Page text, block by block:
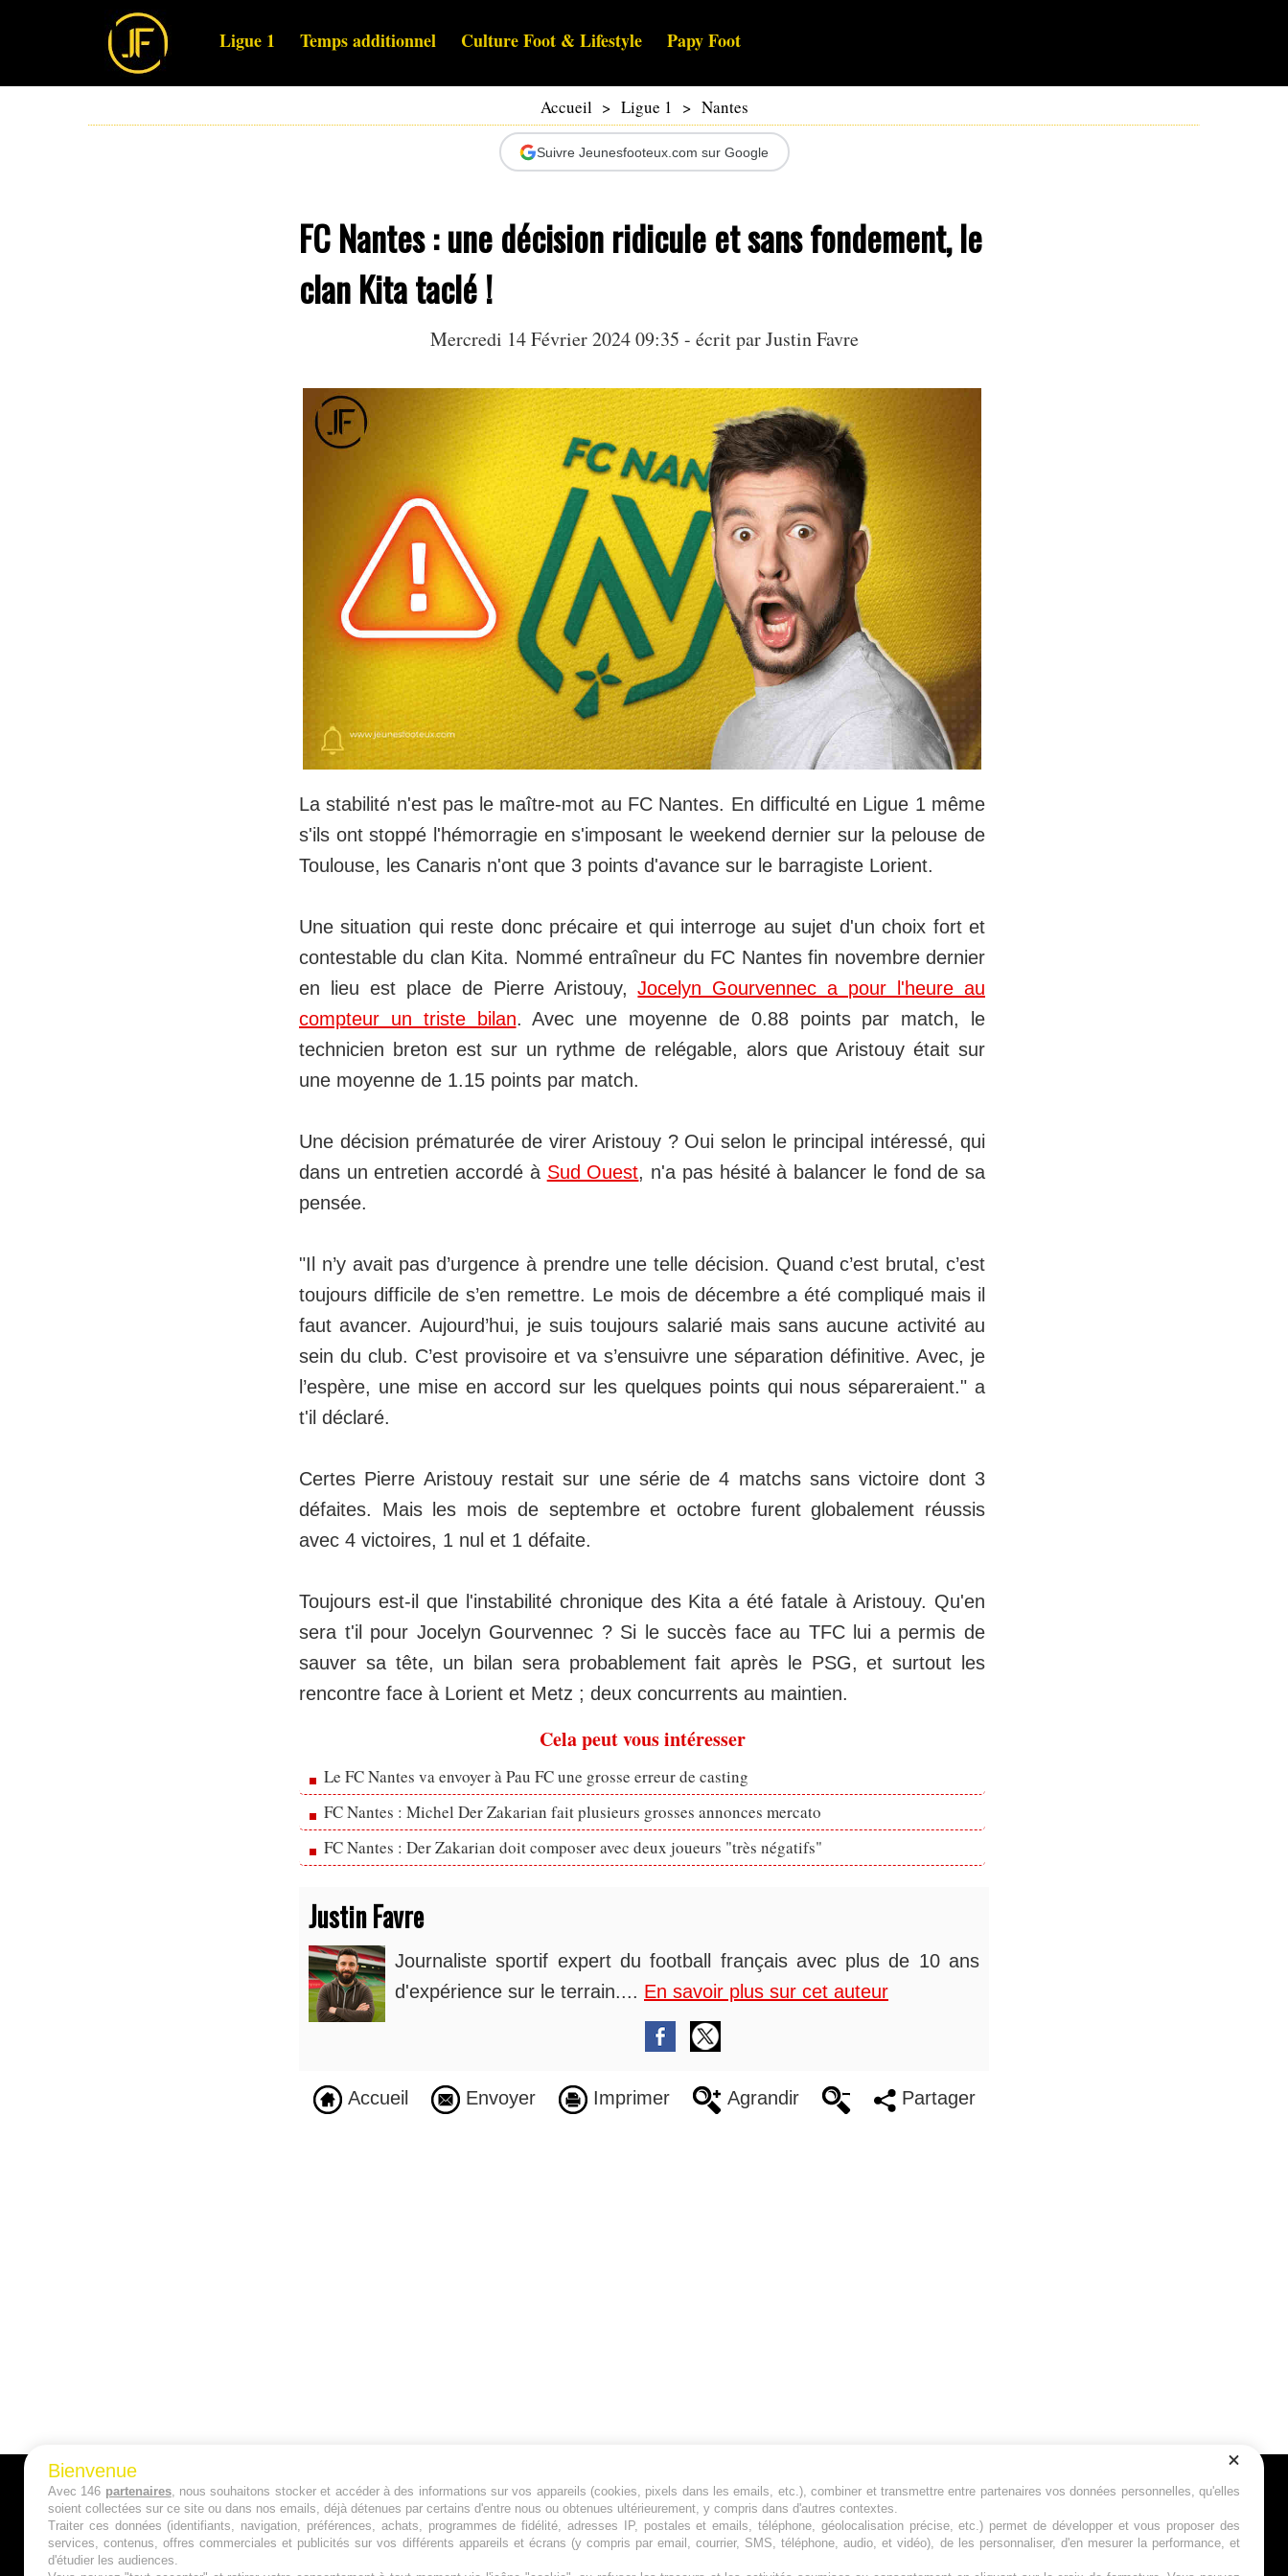
Ligue 1 Temps additionnel Culture Foot & Lifestyle Papy Foot
Accueil > Ligue 1 > Nantes
Suivre Jeunesfooteux.com sur Google
FC Nantes : une décision ridicule et sans fondement, le
clan Kita taclé !
Mercredi 14 Février 2024 09:35 - écrit parJustin Favre
La stabilité n'est pas le maître-mot au FC Nantes. En difficulté en Ligue 1 même
s'ils ont stoppé l'hémorragie en s'imposant le weekend dernier sur la pelouse de
Toulouse, les Canaris n'ont que 3 points d'avance sur le barragiste Lorient.
Une situation qui reste donc précaire et qui interroge au sujet d'un choix fort et
contestable du clan Kita. Nommé entraîneur du FC Nantes fin novembre dernier
en lieu est place de Pierre Aristouy,Jocelyn Gourvennec a pour l'heure au
compteur un triste bilan. Avec une moyenne de 0.88 points par match, le
technicien breton est sur un rythme de relégable, alors que Aristouy était sur
une moyenne de 1.15 points par match.
Une décision prématurée de virer Aristouy ? Oui selon le principal intéressé, qui
dans un entretien accordé à Sud Ouest, n'a pas hésité à balancer le fond de sa
pensée.
"Il n’y avait pas d’urgence à prendre une telle décision. Quand c’est brutal, c’est
toujours difficile de s’en remettre. Le mois de décembre a été compliqué mais il
faut avancer. Aujourd’hui, je suis toujours salarié mais sans aucune activité au
sein du club. C’est provisoire et va s’ensuivre une séparation définitive. Avec, je
l’espère, une mise en accord sur les quelques points qui nous sépareraient." a
t'il déclaré.
Certes Pierre Aristouy restait sur une série de 4 matchs sans victoire dont 3
défaites. Mais les mois de septembre et octobre furent globalement réussis
avec 4 victoires, 1 nul et 1 défaite.
Toujours est-il que l'instabilité chronique des Kita a été fatale à Aristouy. Qu'en
sera t'il pour Jocelyn Gourvennec ? Si le succès face au TFC lui a permis de
sauver sa tête, un bilan sera probablement fait après le PSG, et surtout les
rencontre face à Lorient et Metz ; deux concurrents au maintien.
Cela peut vous intéresser
Le FC Nantes va envoyer à Pau FC une grosse erreur de casting
FC Nantes : Michel Der Zakarian fait plusieurs grosses annonces mercato
FC Nantes : Der Zakarian doit composer avec deux joueurs "très négatifs"
Justin Favre
Journaliste sportif expert du football français avec plus de 10 ans
d'expérience sur le terrain.... En savoir plus sur cet auteur
Accueil Envoyer Imprimer Agrandir Partager
A PROPOS
Qui sommes nous ?
Jeunesfooteux est un média sportif qui traite
principalement de l'actualité de la Ligue 1 et
des grosses actualités de la Ligue 2 et du
Suivez-nous
Bienvenue
Avec 146 partenaires, nous souhaitons stocker et accéder à des informations sur vos appareils (cookies, pixels dans les emails, etc.), combiner et transmettre entre partenaires vos données personnelles, qu'elles
soient collectées sur ce site ou dans nos emails, déjà détenues par certains d'entre nous ou obtenues ultérieurement, y compris dans d'autres contextes.
Traiter ces données (identifiants, navigation, préférences, achats, programmes de fidélité, adresses IP, postales et emails, téléphone, géolocalisation précise, etc.) permet de développer et vous proposer des
services, contenus, offres commerciales et publicités sur vos différents appareils et écrans (y compris par email, courrier, SMS, téléphone, audio, et vidéo), de les personnaliser, d'en mesurer la performance, et
d'étudier les audiences.